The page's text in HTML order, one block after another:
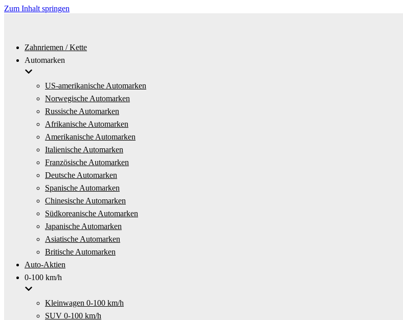
Zum Inhalt springen
Zahnriemen / Kette
Automarken
US-amerikanische Automarken
Norwegische Automarken
Russische Automarken
Afrikanische Automarken
Amerikanische Automarken
Italienische Automarken
Französische Automarken
Deutsche Automarken
Spanische Automarken
Chinesische Automarken
Südkoreanische Automarken
Japanische Automarken
Asiatische Automarken
Britische Automarken
Auto-Aktien
0-100 km/h
Kleinwagen 0-100 km/h
SUV 0-100 km/h